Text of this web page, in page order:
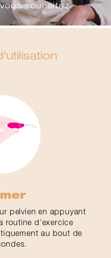
souhaitez.
pelvien en appuyant
routine d’exercice
au bout de